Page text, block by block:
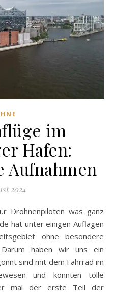
im
Hafen:
Aufnahmen
2024
hat unter einigen Auflagen
ohne besondere
Darum haben wir uns ein
sind mit dem Fahrrad im
und konnten tolle
mal der erste Teil der